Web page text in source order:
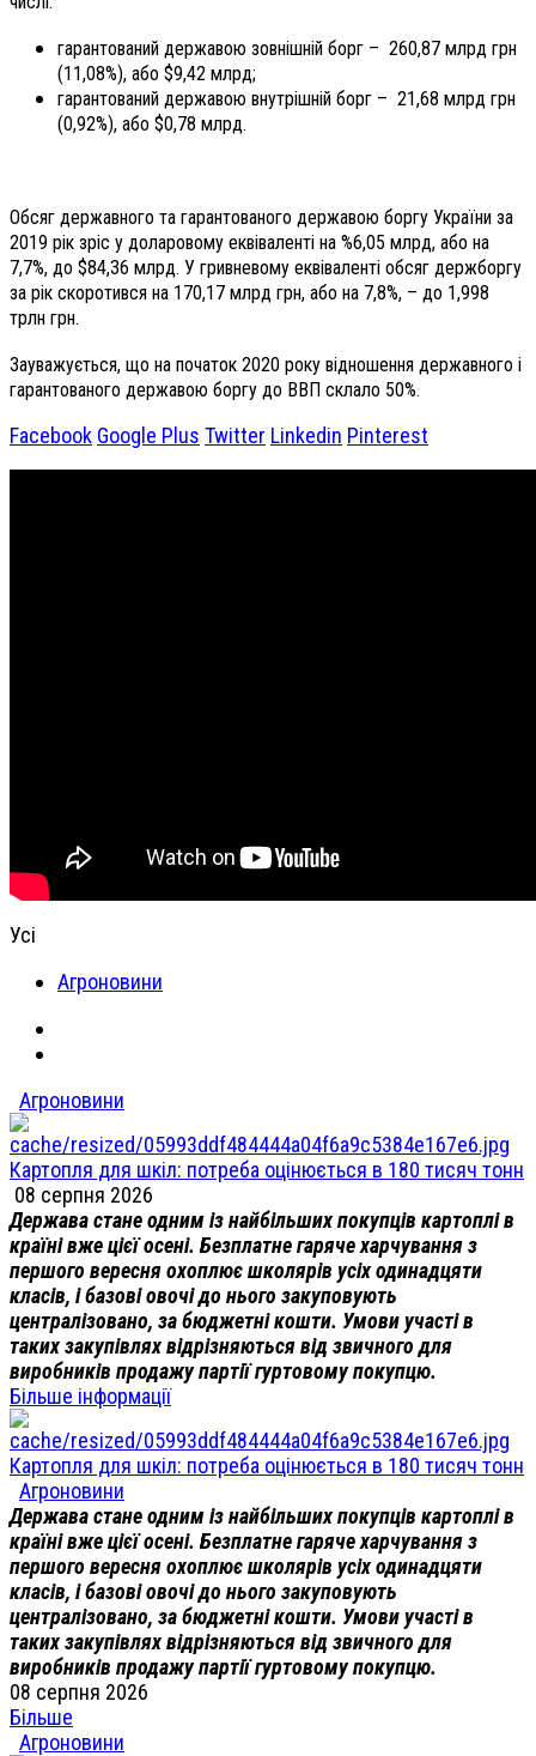
гарантований державою зовнішній борг – 260,87 млрд грн
(11,08%), або $9,42 млрд;
гарантований державою внутрішній борг – 21,68 млрд грн
(0,92%), або $0,78 млрд.
Обсяг державного та гарантованого державою боргу України за
2019 рік зріс у доларовому еквіваленті на %6,05 млрд, або на
7,7%, до $84,36 млрд. У гривневому еквіваленті обсяг держборгу
за рік скоротився на 170,17 млрд грн, або на 7,8%, – до 1,998
трлн грн.
Зауважується, що на початок 2020 року відношення державного і
гарантованого державою боргу до ВВП склало 50%.
Facebook Google Plus Twitter Linkedin Pinterest
Усі
Агроновини
Агроновини
Картопля для шкіл: потреба оцінюється в 180 тисяч тонн
08 серпня 2026
Держава стане одним із найбільших покупців картоплі в
країні вже цієї осені. Безплатне гаряче харчування з
першого вересня охоплює школярів усіх одинадцяти
класів, і базові овочі до нього закуповують
централізовано, за бюджетні кошти. Умови участі в
таких закупівлях відрізняються від звичного для
виробників продажу партії гуртовому покупцю.
Більше інформації
Картопля для шкіл: потреба оцінюється в 180 тисяч тонн
Агроновини
Держава стане одним із найбільших покупців картоплі в
країні вже цієї осені. Безплатне гаряче харчування з
першого вересня охоплює школярів усіх одинадцяти
класів, і базові овочі до нього закуповують
централізовано, за бюджетні кошти. Умови участі в
таких закупівлях відрізняються від звичного для
виробників продажу партії гуртовому покупцю.
08 серпня 2026
Більше
Агроновини